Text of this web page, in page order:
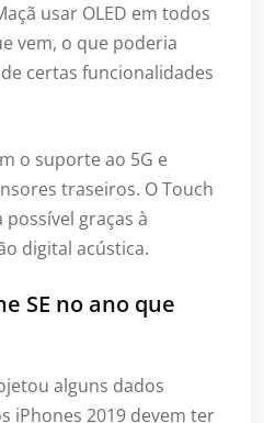
usar OLED em todos
vem, o que poderia
certas funcionalidades
o suporte ao 5G e
traseiros. O Touch
graças à
digital acústica.
SE no ano que
alguns dados
iPhones 2019 devem ter